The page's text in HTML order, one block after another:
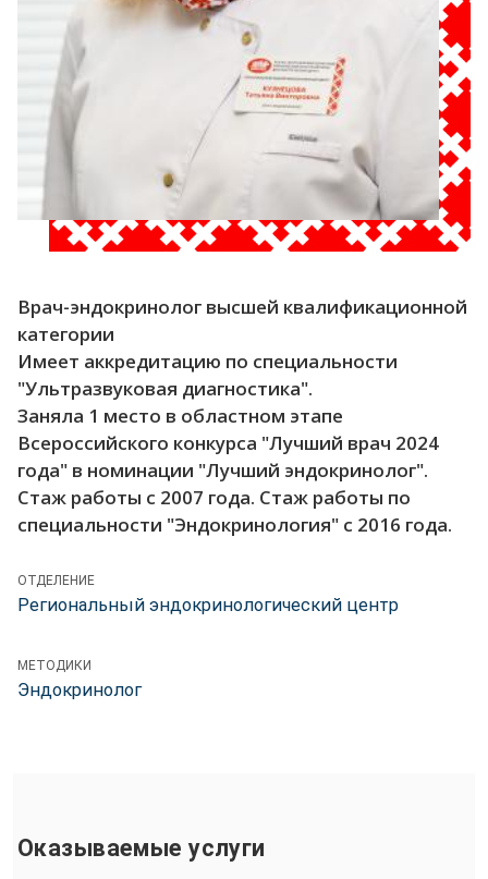
Врач-эндокринолог высшей квалификационной
категории
Имеет аккредитацию по специальности
"Ультразвуковая диагностика".
Заняла 1 место в областном этапе
Всероссийского конкурса "Лучший врач 2024
года" в номинации "Лучший эндокринолог".
Стаж работы с 2007 года. Стаж работы по
специальности "Эндокринология" с 2016 года.
ОТДЕЛЕНИЕ
Региональный эндокринологический центр
МЕТОДИКИ
Эндокринолог
Оказываемые услуги